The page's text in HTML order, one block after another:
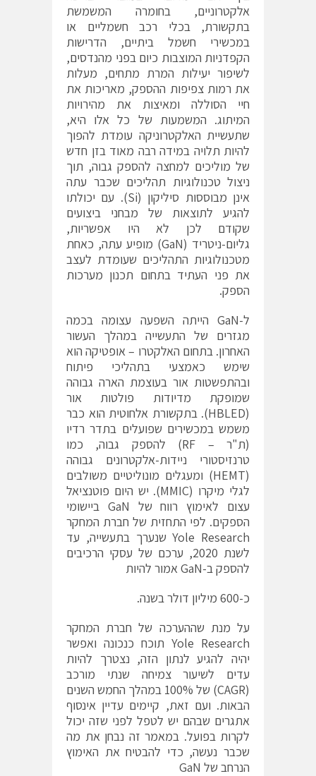
אלקטרוניים, בחומרה המשמשת
בתקשורת, בכלי רכב חשמליים או
במכשירי חשמל ביתיים, הדרישות
הקפדניות המוצבות כיום בפני מהנדסים,
לשיפור יעילות המרת מתחים, מעלות
את רמות צפיפות ההספק, מאריכות את
חיי הסוללה ומאיצות את מהירויות
המיתוג. המשמעות של כל אלו היא,
שתעשיית האלקטרוניקה עומדת להפוך
להיות תלויה במידה רבה מאוד בזן חדש
של מוליכים למחצה להספק גבוה, תוך
ניצול טכנולוגיות תהליכים שכבר עתה
אינן מבוססות סיליקון (Si). עם יכולתו
להגיע לתוצאות של מבחני ביצועים
שקודם לכן לא היו אפשריות,
גליום-ניטריד (GaN) מופיע עתה, כאחת
מטכנולוגיות התהליכים שעומדת לעצב
את פני העתיד בתחום תכנון מערכות
הספק.
ל-GaN הייתה השפעה עצומה בכמה
מגזרים של התעשייה במהלך העשור
האחרון. בתחום האלקטרו – אופטיקה הוא
שימש כאמצעי בתהליכי פיתוח
ובהתפשטות אור בעוצמת הארה גבוהה
שמופקת מדיודות פולטות אור
(HBLED). בתקשורת אלחוטית הוא כבר
משמש במכשירים שפועלים בתדר רדיו
(ת"ר – RF) להספק גבוה, כמו
טרנזיסטורי ניידות-אלקטרונים גבוהה
(HEMT) ומעגלים מונוליטיים משולבים
לגלי מיקרו (MMIC). יש היום פוטנציאל
עצום לאימוץ רווח של GaN ביישומי
הספקים. לפי התחזית של חברת המחקר
Yole Research שנערך בתעשייה, עד
לשנת 2020, ערכם של עסקי הרכיבים
להספק ב-GaN אמור להיות
כ-600 מיליון דולר בשנה.
על מנת שההערכה של חברת המחקר
Yole Research תוכח כנכונה ואפשר
יהיה להגיע לנתון הזה, נצטרך להיות
עדים לשיעור צמיחה שנתי מורכב
(CAGR) של 100% במהלך החמש השנים
הבאות. ועם זאת, קיימים עדיין אינסוף
אתגרים שבהם יש לטפל לפני שזה יכול
לקרות בפועל. במאמר זה נבחן את מה
שכבר נעשה, כדי להבטיח את האימוץ
הנרחב של GaN